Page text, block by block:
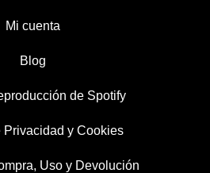
Mi cuenta
Blog
de Spotify
Privacidad y Cookies
Uso y Devolución